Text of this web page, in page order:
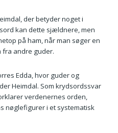
der betyder noget i
kan dette sjældnere, men
på ham, når man søger en
fra andre guder.
Edda, hvor guder og
Heimdal. Som krydsordssvar
verdenernes orden,
nøglefigurer i et systematisk